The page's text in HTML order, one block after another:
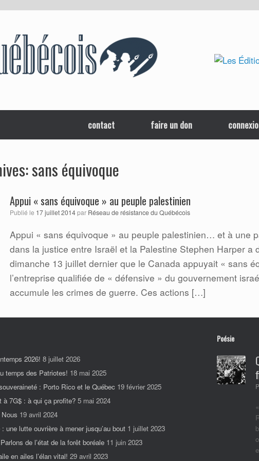
contact faire un don
sans équivoque
Appui « sans équivoque » au peuple palestinien
Publié le 17 juillet 2014par Réseau de résistance du Québécois
Appui « sans équivoque » au peuple palestinien… et à une
dans la justice entre Israël et la Palestine Stephen Harper a
dimanche 13 juillet dernier que le Canada appuyait « sans
l’entreprise qualifiée de « défensive » du gouvernement
accumule les crimes de guerre. Ces actions […]
2026! 8 juillet 2026
temps des Patriotes! 18 mai 2025
: Porto Rico et le Québec 19 février 2025
à 7G$ : à qui ça profite? 5 mai 2024
19 avril 2024
: une lutte ouvrière à mener jusqu’au bout 1 juillet 2023
de l’état de la forêt boréale 11 juin 2023
en ailes l’élan vital! 29 avril 2023
Poésie